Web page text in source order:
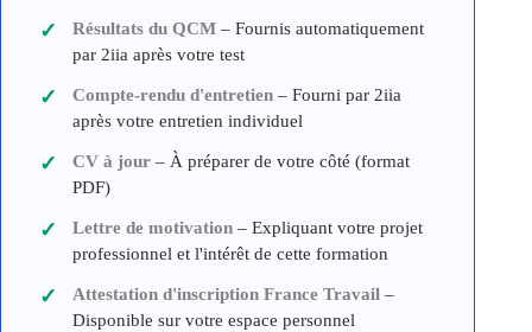
Résultats du QCM – Fournis automatiquement
par 2iia après votre test
Compte-rendu d'entretien – Fourni par 2iia
après votre entretien individuel
CV à jour – À préparer de votre côté (format
PDF)
Lettre de motivation – Expliquant votre projet
professionnel et l'intérêt de cette formation
Attestation d'inscription France Travail –
Disponible sur votre espace personnel